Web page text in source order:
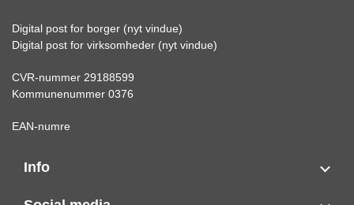
Digital post for borger (nyt vindue)
Digital post for virksomheder (nyt vindue)
CVR-nummer 29188599
Kommunenummer 0376
EAN-numre
Info